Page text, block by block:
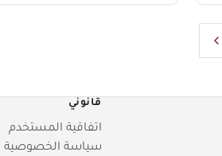
قانوني
اتفاقية المستخدم
سياسة الخصوصية